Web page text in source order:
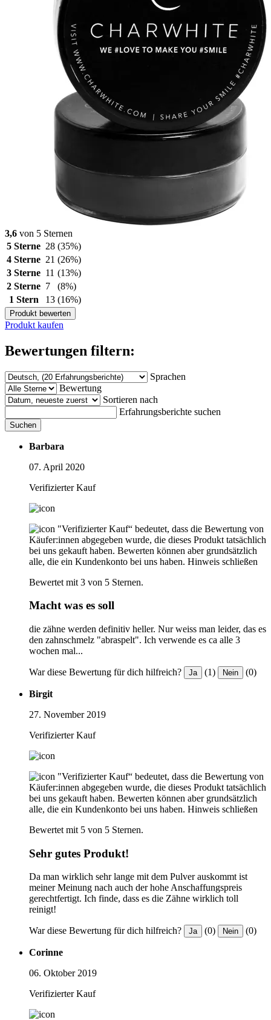
3,6 von 5 Sternen
5 Sterne 28 (35%)
4 Sterne 21 (26%)
3 Sterne 11 (13%)
2 Sterne 7
(8%)
1 Stern
13 (16%)
Produkt bewerten
Produkt kaufen
Bewertungen filtern:
Sprachen
Bewertung
Sortieren nach
Erfahrungsberichte suchen
Suchen
Barbara
07. April 2020
Verifizierter Kauf
"Verifizierter Kauf“ bedeutet, dass die Bewertung von
Käufer:innen abgegeben wurde, die dieses Produkt tatsächlich
bei uns gekauft haben. Bewerten können aber grundsätzlich
alle, die ein Kundenkonto bei uns haben. Hinweis schließen
Bewertet mit 3 von 5 Sternen.
Macht was es soll
die zähne werden definitiv heller. Nur weiss man leider, das es
den zahnschmelz "abraspelt". Ich verwende es ca alle 3
wochen mal...
War diese Bewertung für dich hilfreich? Ja (1) Nein (0)
Birgit
27. November 2019
Verifizierter Kauf
"Verifizierter Kauf“ bedeutet, dass die Bewertung von
Käufer:innen abgegeben wurde, die dieses Produkt tatsächlich
bei uns gekauft haben. Bewerten können aber grundsätzlich
alle, die ein Kundenkonto bei uns haben. Hinweis schließen
Bewertet mit 5 von 5 Sternen.
Sehr gutes Produkt!
Da man wirklich sehr lange mit dem Pulver auskommt ist
meiner Meinung nach auch der hohe Anschaffungspreis
gerechtfertigt. Ich finde, dass es die Zähne wirklich toll
reinigt!
War diese Bewertung für dich hilfreich? Ja (0) Nein (0)
Corinne
06. Oktober 2019
Verifizierter Kauf